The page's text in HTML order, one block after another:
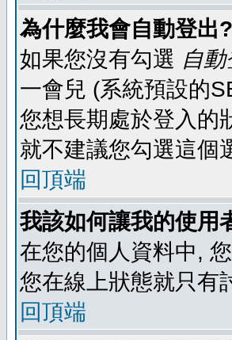
為什麼我會自動登出?
如果您沒有勾選 自動
一會兒 (系統預設的
您想長期處於登入的
就不建議您勾選這個
回頂端
我該如何讓我的使用
在您的個人資料中,
您在線上狀態就只有
回頂端